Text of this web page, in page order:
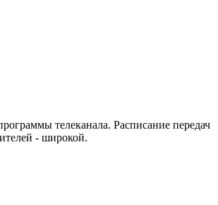
телеканала. Расписание передач
- широкой.